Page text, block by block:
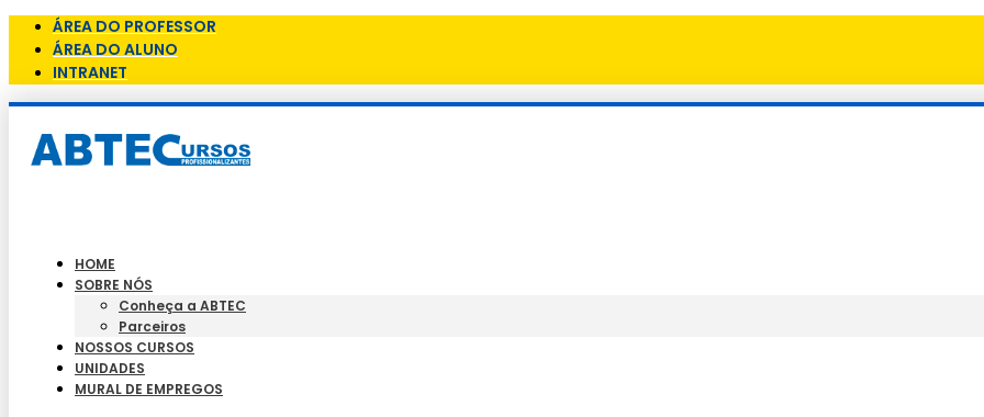
ÁREA DO PROFESSOR
ÁREA DO ALUNO
INTRANET
HOME
SOBRE NÓS
Conheça a ABTEC
Parceiros
NOSSOS CURSOS
UNIDADES
MURAL DE EMPREGOS